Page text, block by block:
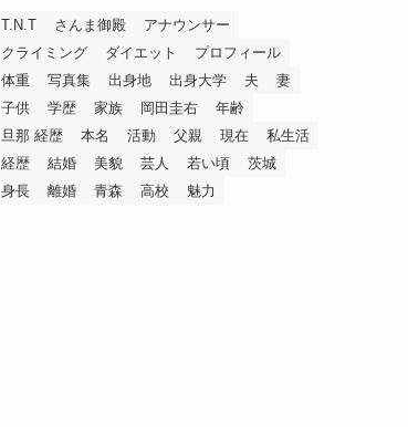
T.N.T さんま御殿
アナウンサー
クライミング
ダイエット
プロフィール
体重
写真集 出身地 出身大学 夫
妻
子供
学歴 家族 岡田圭右
年齢
旦那 経歴
本名 活動 父親 現在
私生活
経歴
結婚 美貌 芸人 若い頃
茨城
身長
離婚 青森 高校 魅力